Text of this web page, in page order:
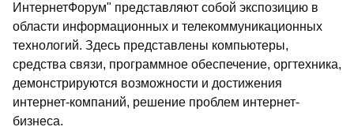
ИнтернетФорум" представляют собой экспозицию в
области информационных и телекоммуникационных
технологий. Здесь представлены компьютеры,
средства связи, программное обеспечение, оргтехника,
демонстрируются возможности и достижения
интернет-компаний, решение проблем интернет-
бизнеса.